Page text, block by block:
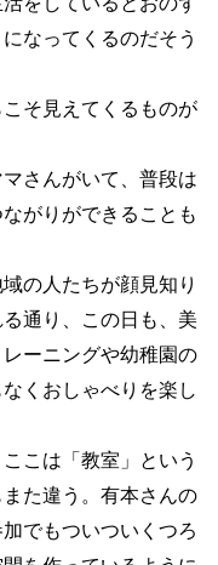
なってくるのだそう
そ見えてくるものが
さんがいて、普段は
がりができることも
の人たちが顔見知り
通り、この日も、美
ーニングや幼稚園の
くおしゃべりを楽し
こは「教室」という
た違う。有本さんの
でもついついくつろ